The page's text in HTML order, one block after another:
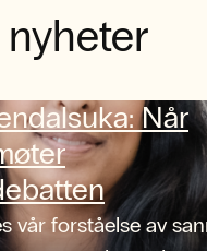
Når
vår forståelse av